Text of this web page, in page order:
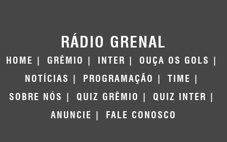
RÁDIO GRENAL
HOME GRÊMIO INTER
OUÇA OS GOLS
NOTÍCIAS
PROGRAMAÇÃO
TIME
SOBRE NÓS
QUIZ GRÊMIO
QUIZ INTER
ANUNCIE
FALE CONOSCO